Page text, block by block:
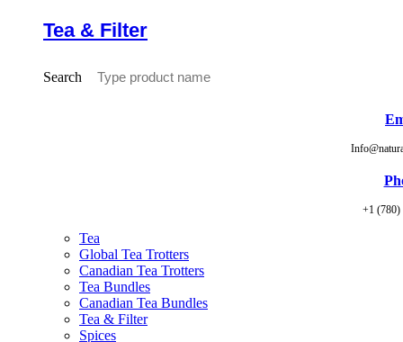
Tea & Filter
Search
+1 (780)
Tea
Global Tea Trotters
Canadian Tea Trotters
Tea Bundles
Canadian Tea Bundles
Tea & Filter
Spices